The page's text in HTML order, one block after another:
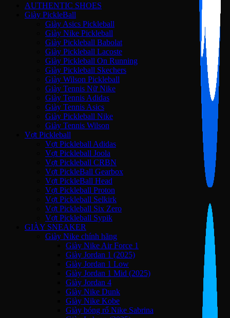
AUTHENTIC SHOES
Giày PickleBall
Giày Asics Pickleball
Giày Nike Pickleball
Giày Pickleball Babolat
Giày Pickleball Lacoste
Giày Pickleball On Running
Giày Pickleball Skechers
Giày Wilson Pickleball
Giày Tennis Nữ Nike
Giày Tennis Adidas
Giày Tennis Asics
Giày Pickleball Nike
Giày Tennis Wilson
Vợt Pickleball
Vợt Pickleball Adidas
Vợt Pickleball Joola
Vợt Pickleball CRBN
Vợt PickleBall Gearbox
Vợt PickleBall Head
Vợt Pickleball Proton
Vợt Pickleball Selkirk
Vợt Pickleball Six Zero
Vợt Pickleball Sypik
GIÀY SNEAKER
Giày Nike chính hãng
Giày Nike Air Force 1
Giày Jordan 1 (2025)
Giày Jordan 1 Low
Giày Jordan 1 Mid (2025)
Giày Jordan 4
Giày Nike Dunk
Giày Nike Kobe
Giày bóng rổ Nike Sabrina